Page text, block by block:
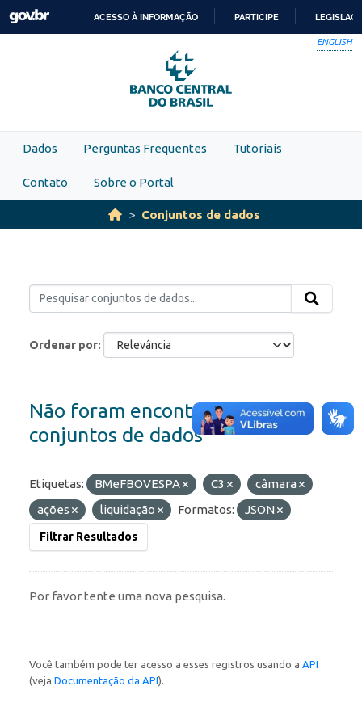
Skip to main content
PARA
O
CONTEÚDO
ACESSO À INFORMAÇÃO PARTICIPE
ENGLISH
Dados Perguntas Frequentes Tutoriais
Contato Sobre o Portal
Conjuntos de dados
Ordenar por
Não foram encontrados
conjuntos de dados
Etiquetas: BMeFBOVESPA C3
câmara
ações
liquidação Formatos: JSON
Filtrar Resultados
Por favor tente uma nova pesquisa.
Você também pode ter acesso a esses registros usando a API
(veja Documentação da API).